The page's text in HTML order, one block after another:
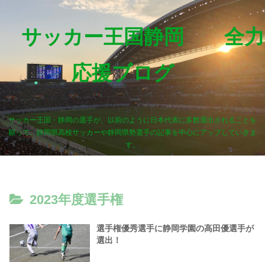
サッカー王国静岡 全力
応援ブログ
サッカー王国・静岡の選手が、以前のように日本代表に多数選出されることを
願って、静岡県高校サッカーや静岡県勢選手の記事を中心にアップしていきま
す。
2023年度選手権
選手権優秀選手に静岡学園の高田優選手が
選出！